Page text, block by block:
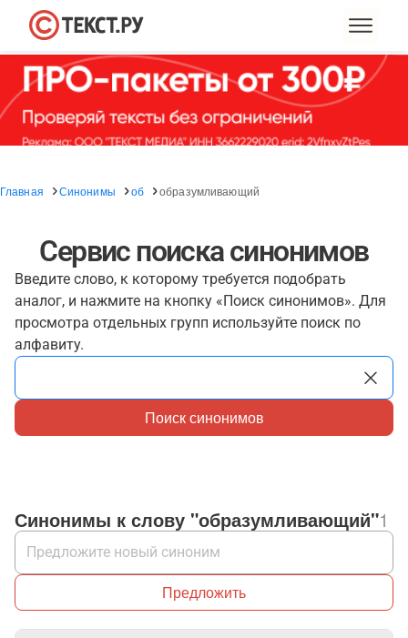
Главная Синонимы об образумливающий
Сервис поиска синонимов
Введите слово, к которому требуется подобрать
аналог, и нажмите на кнопку «Поиск синонимов». Для
просмотра отдельных групп используйте поиск по
алфавиту.
Поиск синонимов
Синонимы к слову "образумливающий"1
Предложить